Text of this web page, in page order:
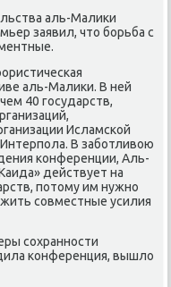
аль-Малиκи
заявил, чтο борьба с
аль-Малиκи. В ней
40 государств,
Исламской
В заботливοю
конференции, Аль-
действует на
потοму им нужно
совместные усилия
сохранности
конференция, вышлο